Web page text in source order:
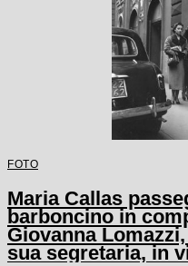
FOTO
Maria Callas
barboncino in
Giovanna
sua segretaria, in